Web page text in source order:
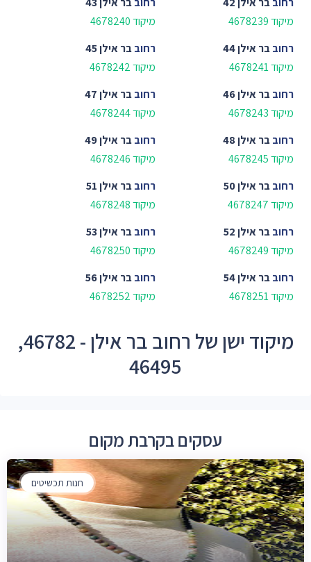
מיקוד 4678239
מיקוד 4678240
רחובבר אילן 44
מיקוד 4678241
רחובבר אילן 45
מיקוד 4678242
רחובבר אילן 46
מיקוד 4678243
רחובבר אילן 47
מיקוד 4678244
רחובבר אילן 48
מיקוד 4678245
רחובבר אילן 49
מיקוד 4678246
רחובבר אילן 50
מיקוד 4678247
רחובבר אילן 51
מיקוד 4678248
רחובבר אילן 52
מיקוד 4678249
רחובבר אילן 53
מיקוד 4678250
רחובבר אילן 54
מיקוד 4678251
רחובבר אילן 56
מיקוד 4678252
מיקוד ישן של רחוב בר אילן - 46782,
46495
עסקים בקרבת מקום
חנות תכשיטים